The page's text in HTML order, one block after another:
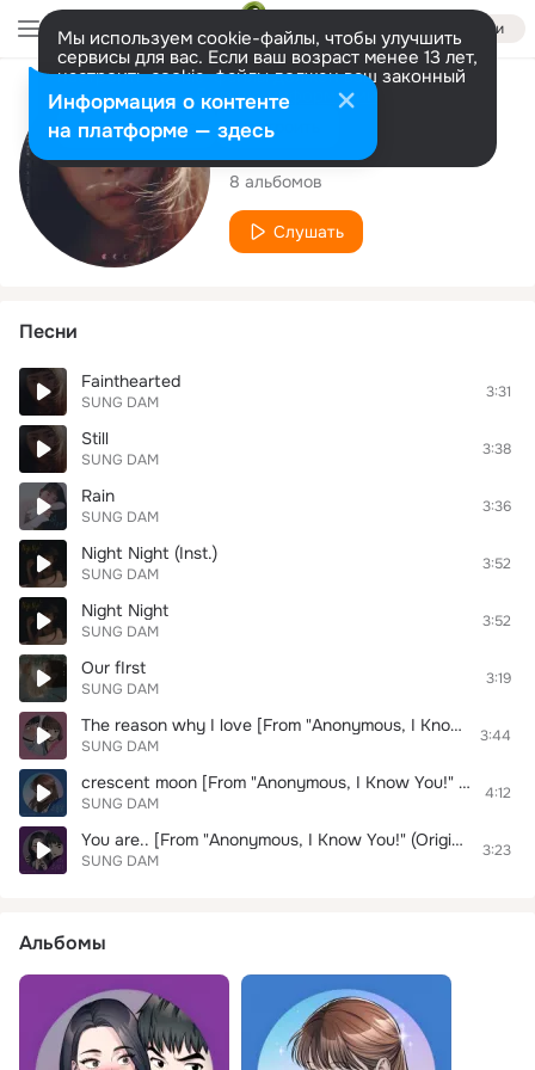
Войти
Мы используем cookie-файлы, чтобы улучшить
сервисы для вас. Если ваш возраст менее 13 лет,
настроить cookie-файлы должен ваш законный
представитель. Больше информации
Разрешить все Настроить
Исполнитель
SUNG DAM
8 альбомов
Слушать
Песни
Fainthearted
SUNG DAM
3:31
Still
SUNG DAM
3:38
Rain
SUNG DAM
3:36
Night Night (Inst.)
SUNG DAM
3:52
Night Night
SUNG DAM
3:52
Our fIrst
SUNG DAM
3:19
The reason why I love [From "Anonymous, I Know You!" (Original Soundtrack) Pt. 2]
SUNG DAM
3:44
crescent moon [From "Anonymous, I Know You!" (Original Soundtrack) Pt. 6]
SUNG DAM
4:12
You are.. [From "Anonymous, I Know You!" (Original Soundtrack) Pt. 4]
SUNG DAM
3:23
Альбомы
Информация о контенте
на платформе — здесь